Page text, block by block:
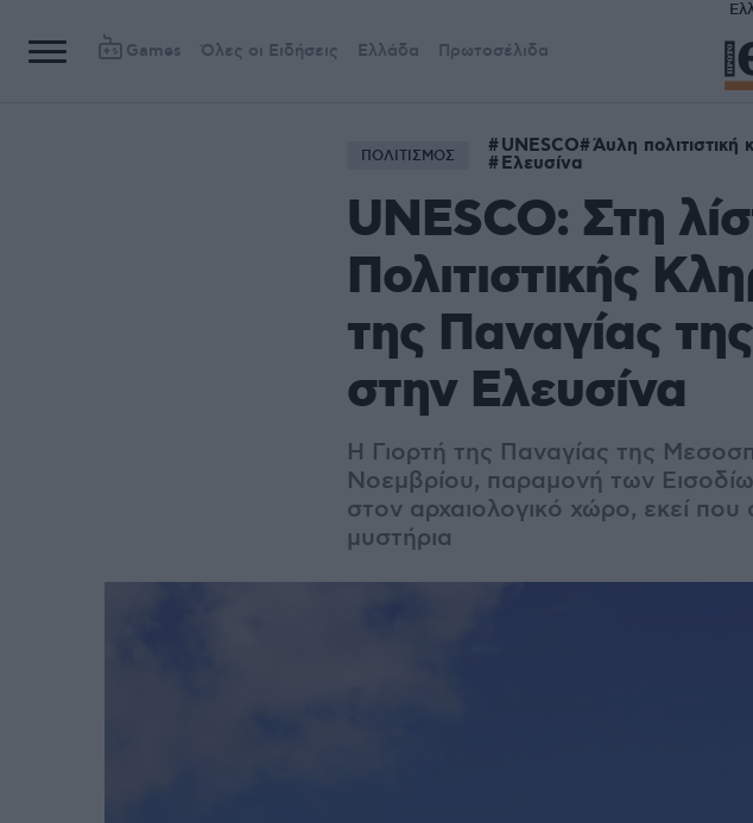
Games Όλες οι Ειδήσεις Ελλάδα Πρωτοσέλιδα
ΠΟΛΙΤΙΣΜΟΣ UNESCO Άυλη πολιτιστική
Ελευσίνα
UNESCO: Στη
Πολιτιστικής
της Παναγίας
στην Ελευσίνα
Η Γιορτή της Παναγίας της
Νοεμβρίου, παραμονή των
στον αρχαιολογικό χώρο, εκεί που
μυστήρια